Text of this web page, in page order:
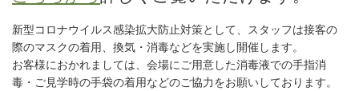
新型コロナウイルス感染拡大防止対策として、スタッフは接客の
際のマスクの着用、換気・消毒などを実施し開催します。
お客様におかれましては、会場にご用意した消毒液での手指消
毒・ご見学時の手袋の着用などのご協力をお願いしております。